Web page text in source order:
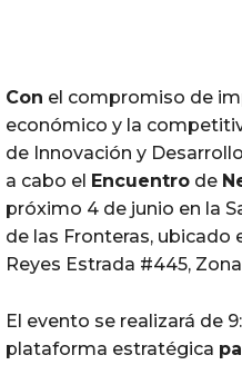
Con el compromiso de
económico y la
de Innovación y
a cabo el Encuentro de
próximo 4 de junio en la
de las Fronteras, ubicado
Reyes Estrada #445,
El evento se realizará de
plataforma estratégica